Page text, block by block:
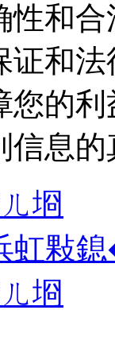
性和
证和
您的
信息
埛
虹敤
埛